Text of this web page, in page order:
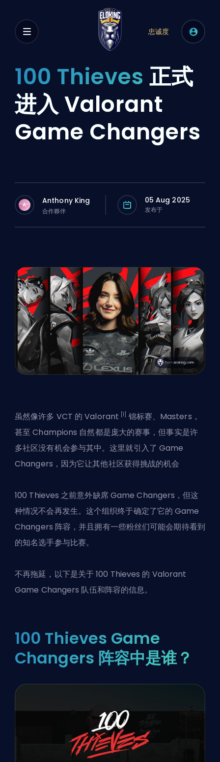
忠诚度
100 Thieves 正式
进入 Valorant
Game Changers
A Anthony King
合作夥伴
05 Aug 2025
发布于
虽然像许多 VCT 的 Valorant [1] 锦标赛、 Masters ，
甚至 Champions 自然都是庞大的赛事，但事实是许
多社区没有机会参与其中。这里就引入了 Game
Changers，因为它让其他社区获得挑战的机会
100 Thieves 之前意外缺席 Game Changers，但这
种情况不会再发生。这个组织终于确定了它的 Game
Changers 阵容，并且拥有一些粉丝们可能会期待看到
的知名选手参与比赛。
不再拖延，以下是关于 100 Thieves 的 Valorant
Game Changers 队伍和阵容的信息。
100 Thieves Game
Changers 阵容中是谁？